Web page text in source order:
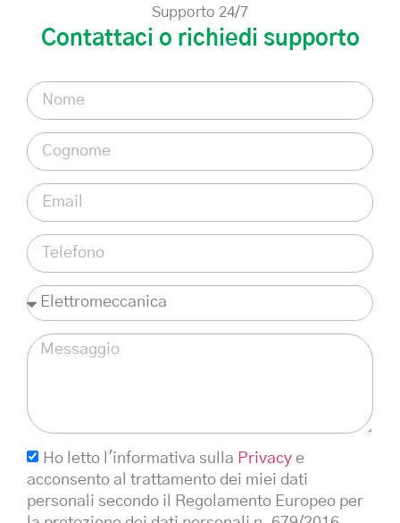
Supporto 24/7
Contattaci o richiedi supporto
Ho letto l'informativa sulla Privacy e
acconsento al trattamento dei miei dati
personali secondo il Regolamento Europeo per